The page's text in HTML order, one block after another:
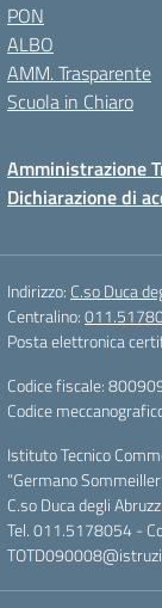
PON
ALBO
AMM. Trasparente
Scuola in Chiaro
Amministrazione
Dichiarazione di
Indirizzo: C.so Duca
Centralino:
Posta elettronica
Codice fiscale:
Codice
Istituto Tecnico
“Germano
C.so Duca degli
Tel. 011.5178054 -